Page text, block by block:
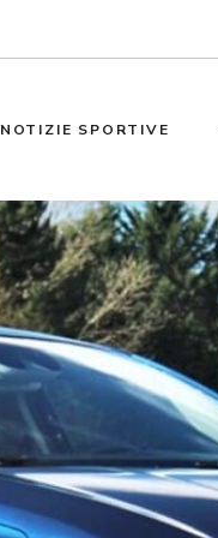
NOTIZIE SPORTIVE